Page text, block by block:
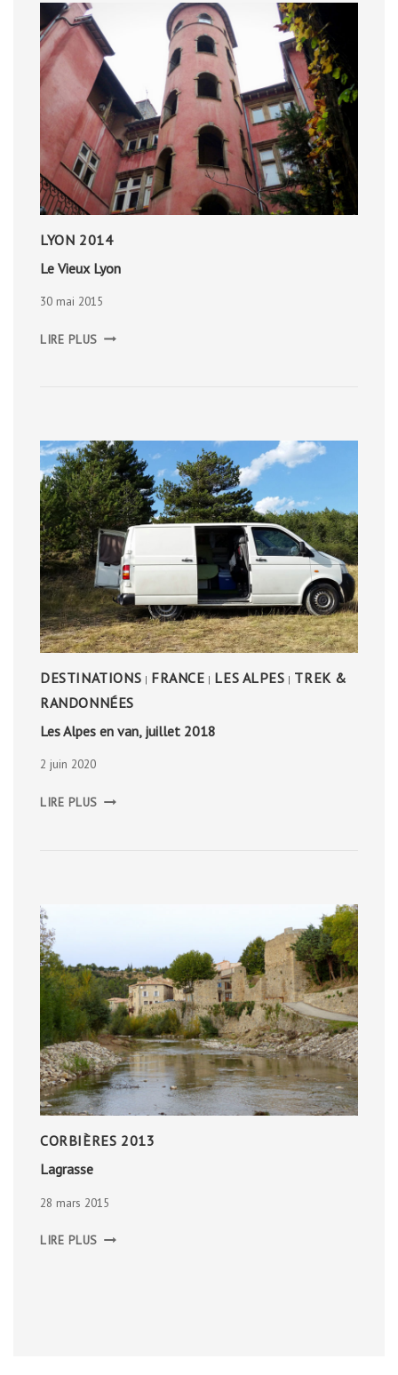
LYON 2014
Le Vieux Lyon
30 mai 2015
LIRE PLUS VIEUX
DESTINATIONS | FRANCE | LES ALPES | TREK &
RANDONNÉES
Les Alpes en van, juillet 2018
2 juin 2020
LIRE PLUS ALPES
CORBIÈRES 2013
Lagrasse
28 mars 2015
LIRE PLUS